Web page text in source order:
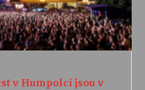
v Humpolci jsou v